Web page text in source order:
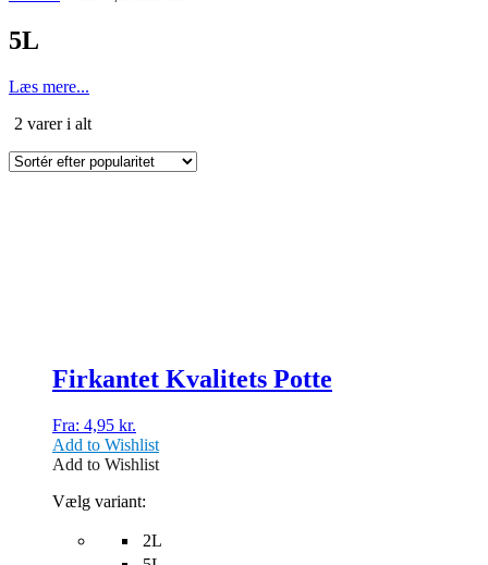
5L
Læs mere...
2 varer i altSorteret
popularitet
Firkantet Kvalitets Potte
Fra: 4,95 kr.
2L
Vælg variant:
varesiden
Add to Wishlist
Add to Wishlist